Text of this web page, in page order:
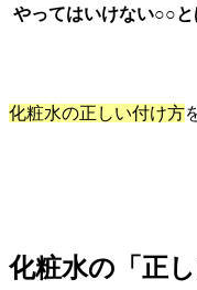
やってはいけない○○と
化粧水の正しい付け方
化粧水の「正